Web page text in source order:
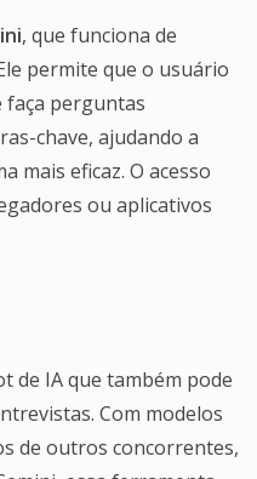
, que funciona de
permite que o usuário
faça perguntas
chave, ajudando a
mais eficaz. O acesso
ou aplicativos
de IA que também pode
Com modelos
de outros concorrentes,